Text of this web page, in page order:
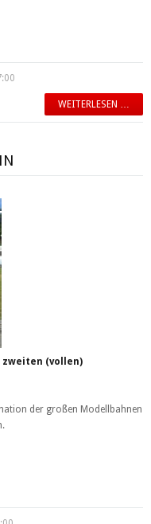
WEITERLESEN …
zweiten (vollen)
der großen Modellbahnen